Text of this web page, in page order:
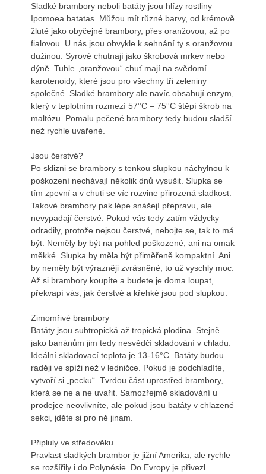
Sladké brambory neboli batáty jsou hlízy rostliny
Ipomoea batatas. Můžou mít různé barvy, od krémově
žluté jako obyčejné brambory, přes oranžovou, až po
fialovou. U nás jsou obvykle k sehnání ty s oranžovou
dužinou. Syrové chutnají jako škrobová mrkev nebo
dýně. Tuhle „oranžovou“ chuť mají na svědomí
karotenoidy, které jsou pro všechny tři zeleniny
společné. Sladké brambory ale navíc obsahují enzym,
který v teplotním rozmezí 57°C – 75°C štěpí škrob na
maltózu. Pomalu pečené brambory tedy budou sladší
než rychle uvařené.
Jsou čerstvé?
Po sklizni se brambory s tenkou slupkou náchylnou k
poškození nechávají několik dnů vysušit. Slupka se
tím zpevní a v chuti se víc rozvine přirozená sladkost.
Takové brambory pak lépe snášejí přepravu, ale
nevypadají čerstvé. Pokud vás tedy zatím vždycky
odradily, protože nejsou čerstvé, nebojte se, tak to má
být. Neměly by být na pohled poškozené, ani na omak
měkké. Slupka by měla být přiměřeně kompaktní. Ani
by neměly být výrazněji zvrásněné, to už vyschly moc.
Až si brambory koupíte a budete je doma loupat,
překvapí vás, jak čerstvé a křehké jsou pod slupkou.
Zimomřivé brambory
Batáty jsou subtropická až tropická plodina. Stejně
jako banánům jim tedy nesvědčí skladování v chladu.
Ideální skladovací teplota je 13-16°C. Batáty budou
raději ve spíži než v ledničce. Pokud je podchladíte,
vytvoří si „pecku“. Tvrdou část uprostřed brambory,
která se ne a ne uvařit. Samozřejmě skladování u
prodejce neovlivníte, ale pokud jsou batáty v chlazené
sekci, jděte si pro ně jinam.
Připluly ve středověku
Pravlast sladkých brambor je jižní Amerika, ale rychle
se rozšířily i do Polynésie. Do Evropy je přivezl